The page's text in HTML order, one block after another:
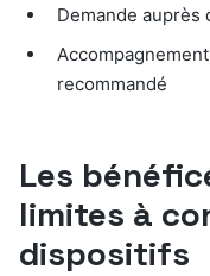
Demande auprès
recommandé
Les
limites à
dispositifs